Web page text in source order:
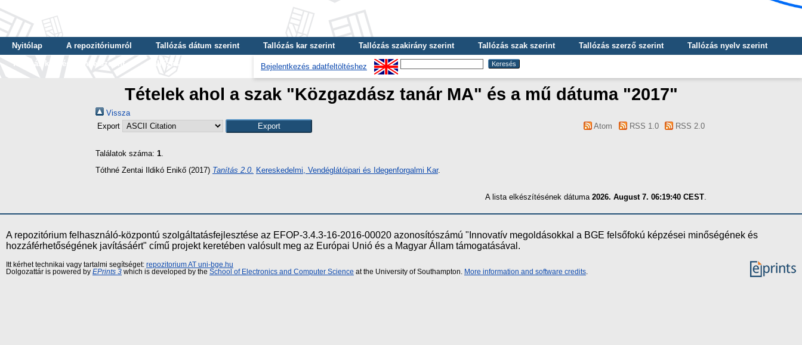
Nyitólap A repozitóriumról Tallózás dátum szerint Tallózás kar szerint Tallózás szakirány szerint Tallózás szak szerint Tallózás szerző szerint
Tallózás nyelv szerint
Tallózás képzés szintje szerint
Tallózás kulcsszó szerint Bejelentkezés adatfeltöltéshez
Tételek ahol a szak "Közgazdász tanár MA" és a mű dátuma "2017"
Vissza
Export
Atom RSS 1.0 RSS 2.0
Találatok száma: 1.
Tóthné Zentai Ildikó Enikő (2017) Tanítás 2.0. Kereskedelmi, Vendéglátóipari és Idegenforgalmi Kar.
A lista elkészítésének dátuma 2026. August 7. 06:19:40 CEST
A repozitórium felhasználó-központú szolgáltatásfejlesztése az EFOP-3.4.3-16-2016-00020 azonosítószámú "Innovatív megoldásokkal a BGE felsőfokú képzései minőségének és
hozzáférhetőségének javításáért" című projekt keretében valósult meg az Európai Unió és a Magyar Állam támogatásával.
Itt kérhet technikai vagy tartalmi segítséget: repozitorium AT uni-bge.hu
Dolgozattár is powered by EPrints 3 which is developed by the School of Electronics and Computer Science at the University of Southampton. More information and software credits